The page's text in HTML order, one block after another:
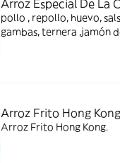
Arroz Especial De La
pollo , repollo, huevo,
gambas, ternera ,jamón
Arroz Frito Hong Kong
Arroz Frito Hong Kong.